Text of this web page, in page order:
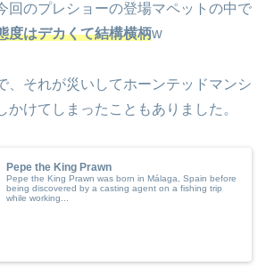
回のプレショーの登場マペットの中で
度はデカくて結構横柄w
、それが災いしてホーンテッドマンシ
かけてしまったこともありました。
Pepe the King Prawn
Pepe the King Prawn was born in Málaga, Spain before
being discovered by a casting agent on a fishing trip
while working...